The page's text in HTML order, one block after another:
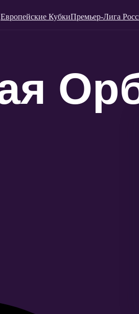
Европейские КубкиПремьер-Лига